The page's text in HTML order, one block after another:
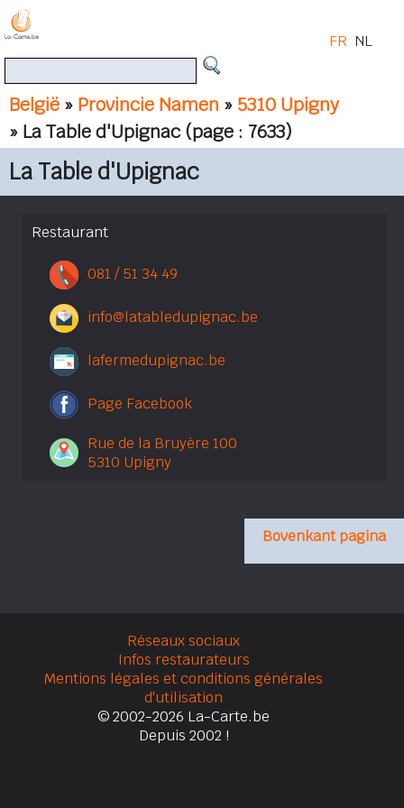
België » Provincie Namen » 5310 Upigny
» La Table d'Upignac (page : 7633)
FR NL
La Table d'Upignac
Restaurant
081 / 51 34 49
info@latabledupignac.be
lafermedupignac.be
Page Facebook
Rue de la Bruyère 100
5310 Upigny
Bovenkant pagina
Réseaux sociaux
Infos restaurateurs
Mentions légales et conditions générales
d'utilisation
© 2002-2026 La-Carte.be
Depuis 2002 !